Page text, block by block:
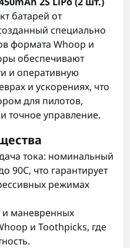
батарей от
специально
формата Whoop и
обеспечивают
и оперативную
и ускорениях, что
для пилотов,
точное управление.
тока: номинальный
90C, что гарантирует
режимах
маневренных
и Toothpicks, где